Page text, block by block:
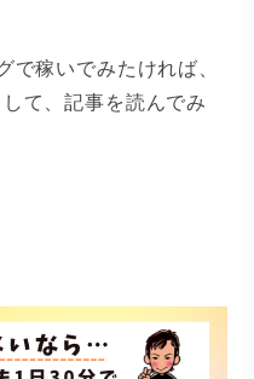
で稼いでみたければ、
て、記事を読んでみ